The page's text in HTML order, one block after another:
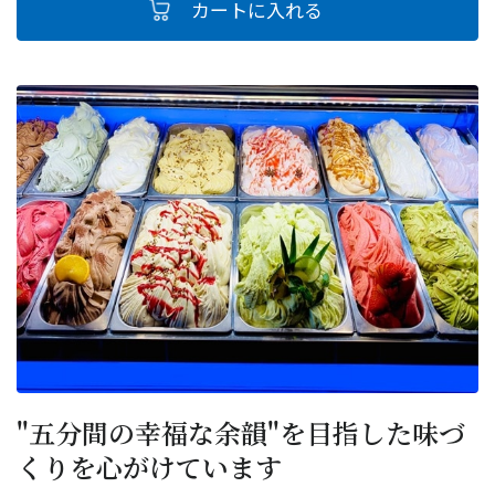
"五分間の幸福な余韻"を目指した味づ
くりを心がけています